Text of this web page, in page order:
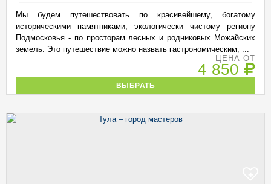
Мы будем путешествовать по красивейшему, богатому
историческими памятниками, экологически чистому региону
Подмосковья - по просторам лесных и родниковых Можайских
земель. Это путешествие можно назвать гастрономическим, ...
ЦЕНА ОТ
4 850
ВЫБРАТЬ